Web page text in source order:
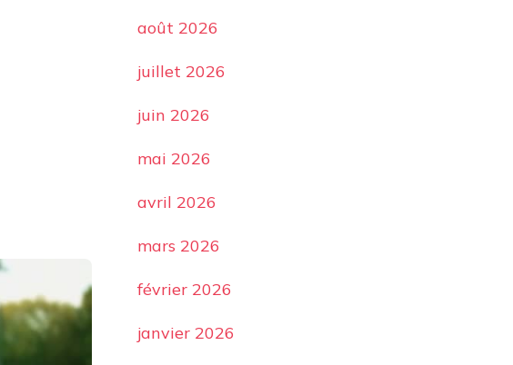
août 2026
juillet 2026
juin 2026
mai 2026
avril 2026
mars 2026
février 2026
janvier 2026